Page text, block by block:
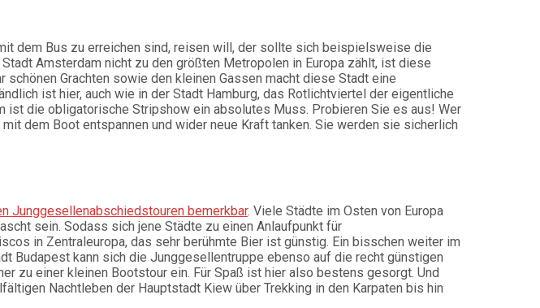
dem Bus zu erreichen sind, reisen will, der sollte sich beispielsweise die
Amsterdam nicht zu den größten Metropolen in Europa zählt, ist diese
Grachten sowie den kleinen Gassen macht diese Stadt eine
ist hier, auch wie in der Stadt Hamburg, das Rotlichtviertel der eigentliche
ist die obligatorische Stripshow ein absolutes Muss. Probieren Sie es aus! Wer
dem Boot entspannen und wider neue Kraft tanken. Sie werden sie sicherlich
Junggesellenabschiedstouren bemerkbar. Viele Städte im Osten von Europa
sein. Sodass sich jene Städte zu einen Anlaufpunkt für
in Zentraleuropa, das sehr berühmte Bier ist günstig. Ein bisschen weiter im
Budapest kann sich die Junggesellentruppe ebenso auf die recht günstigen
zu einer kleinen Bootstour ein. Für Spaß ist hier also bestens gesorgt. Und
Nachtleben der Hauptstadt Kiew über Trekking in den Karpaten bis hin